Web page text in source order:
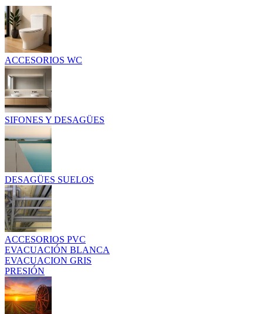
ACCESORIOS WC
SIFONES Y DESAGÜES
DESAGÜES SUELOS
ACCESORIOS PVC
EVACUACIÓN BLANCA
EVACUACION GRIS
PRESIÓN